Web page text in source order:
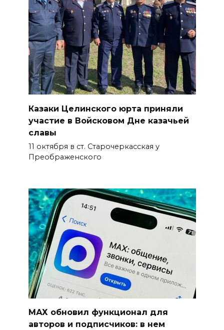
Казаки Целинского юрта приняли
участие в Войсковом Дне казачьей
славы
11 октября в ст. Старочеркасская у
Преображенского
МАХ обновил функционал для
авторов и подписчиков: в нем